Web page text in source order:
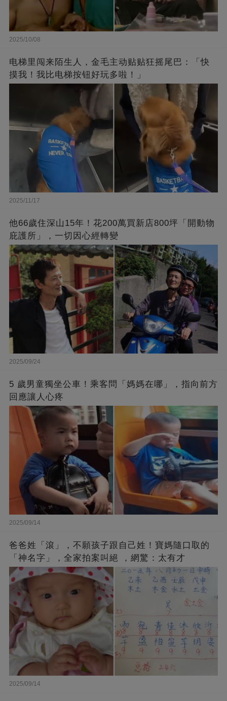
2025/10/08
电梯里闯来陌生人，金毛主动贴贴狂摇尾巴：「快
摸我！我比电梯按钮好玩多啦！」
2025/11/17
他66歲住深山15年！花200萬買新店800坪「開動物
庇護所」，一切因心經轉變
2025/09/24
5 歲男童獨坐公車！乘客問「媽媽在哪」，指向前方
回應讓人心疼
2025/09/14
爸爸姓「滾」，不願孩子跟自己姓！寶媽隨口取的
「神名字」，全家拍案叫絕 ，網驚：太有才
2025/09/14